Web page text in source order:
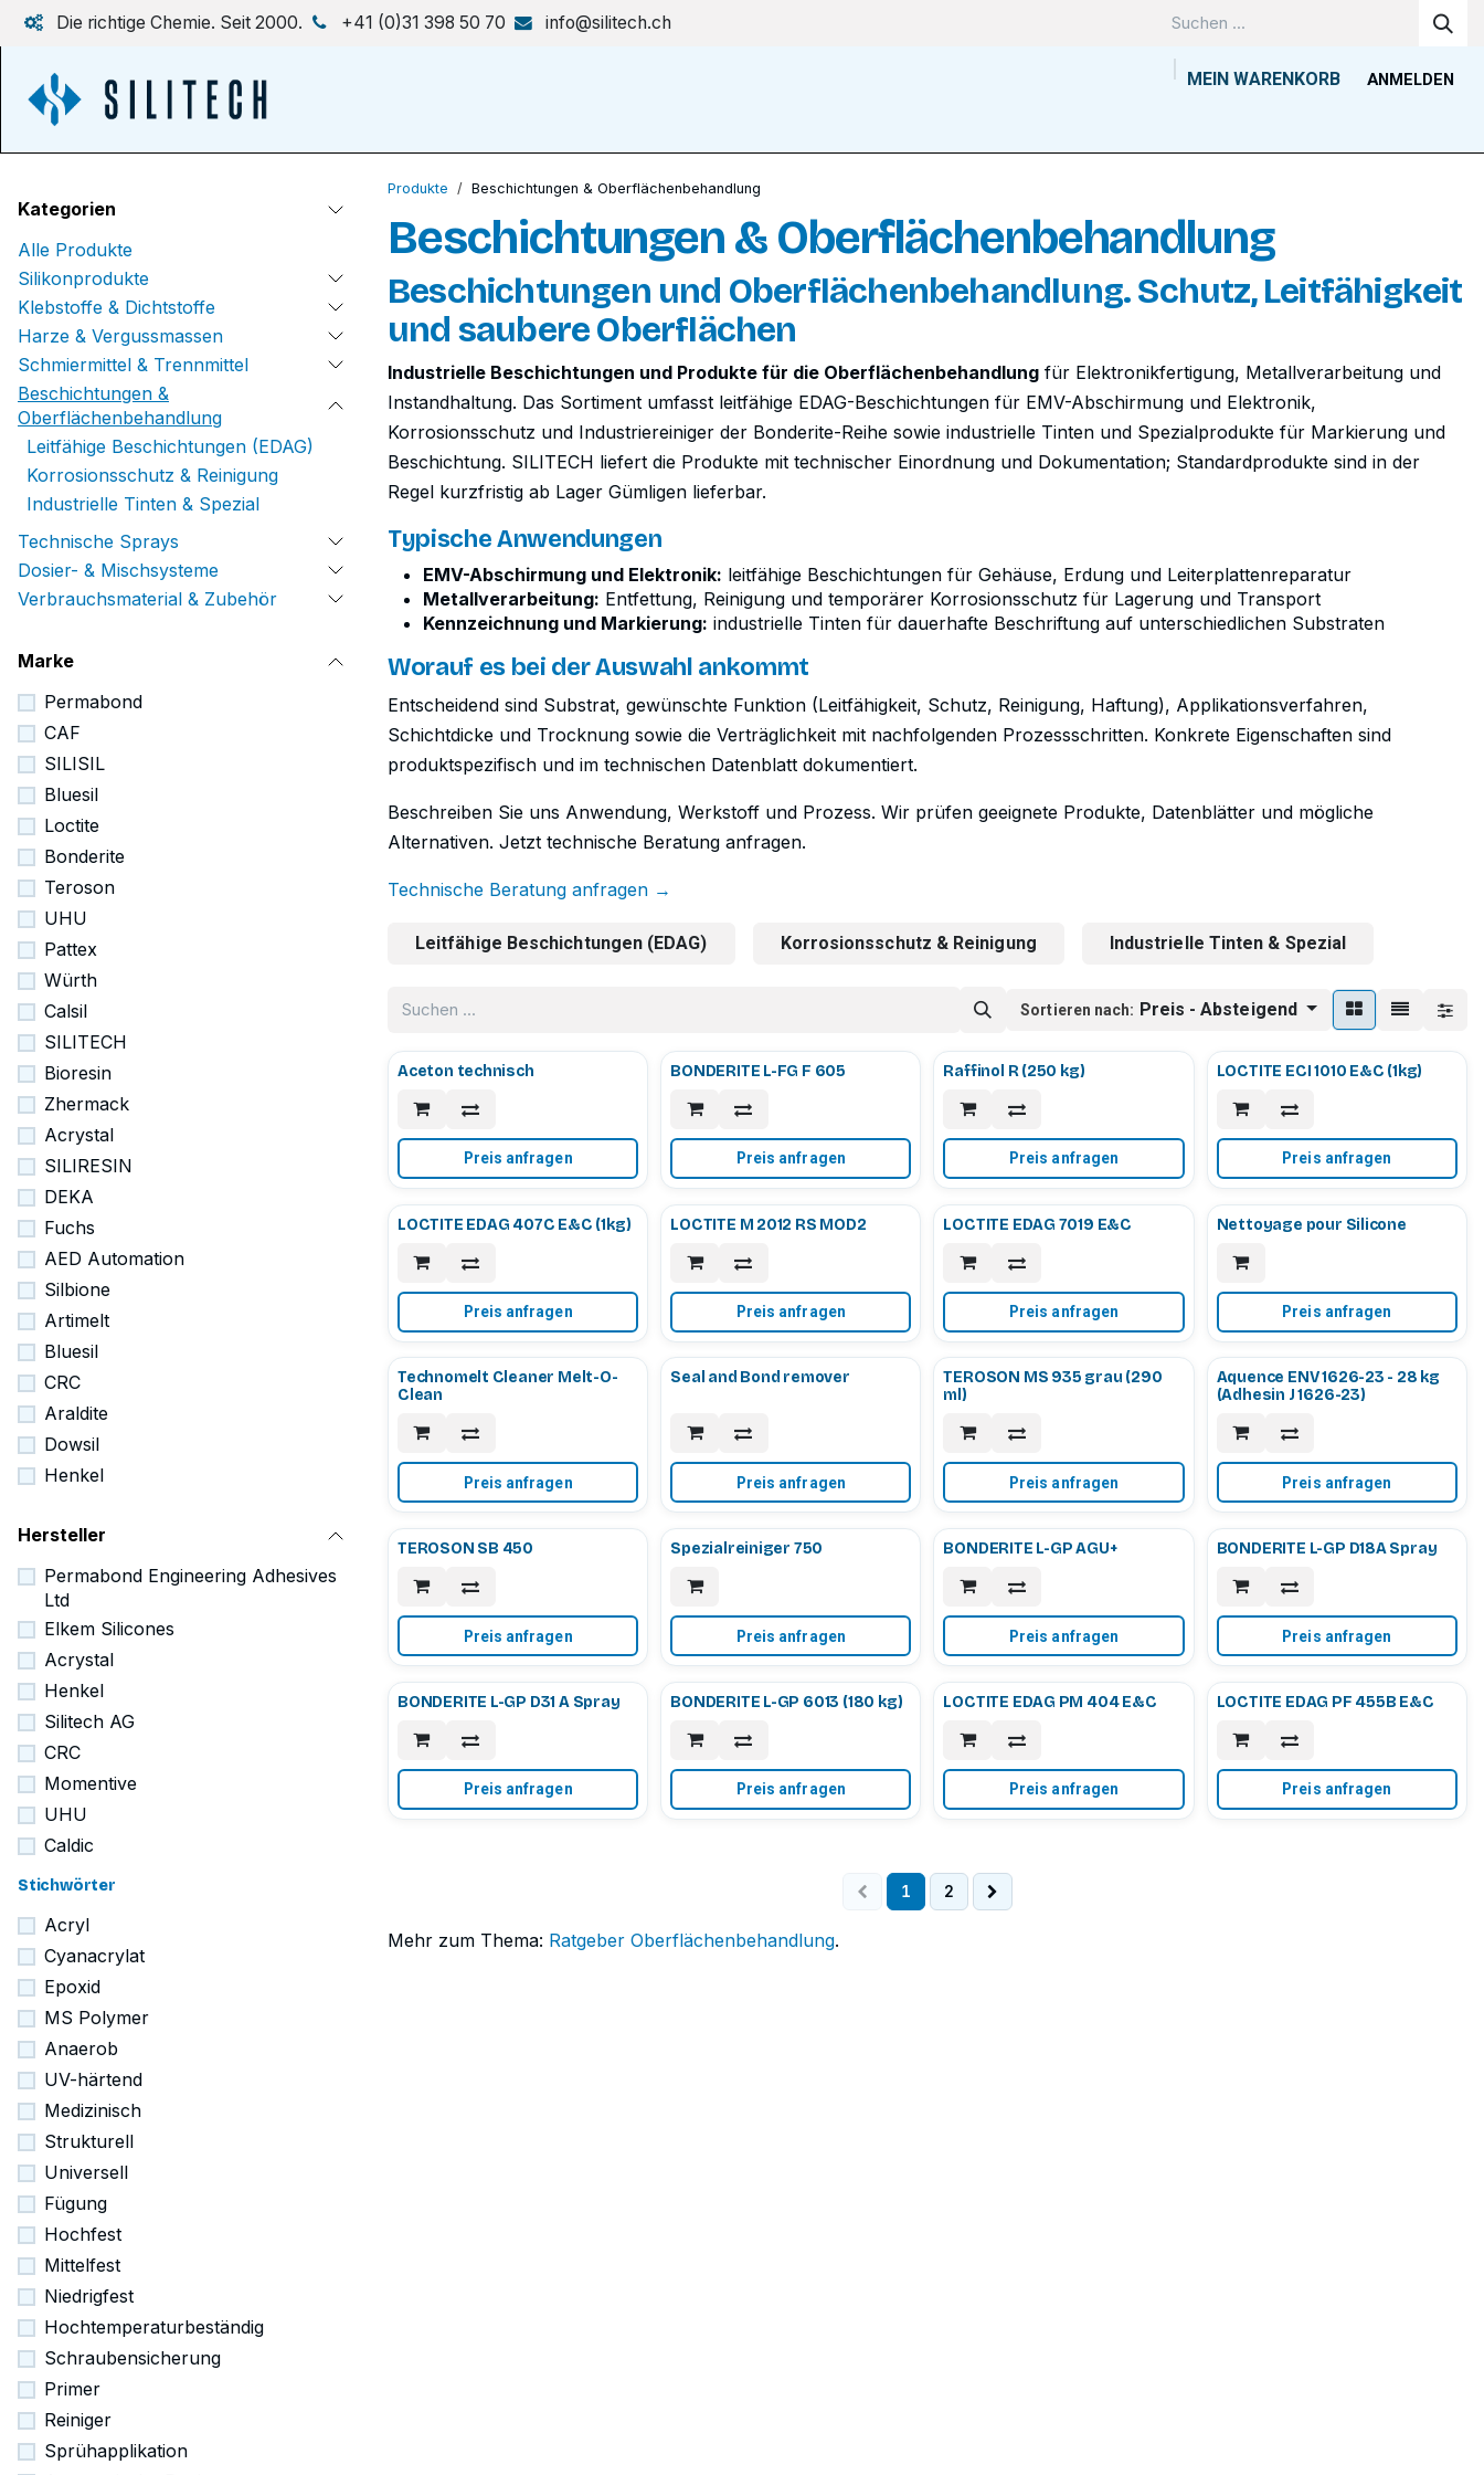
Zum Inhalt springen
Die richtige Chemie. Seit 2000. +41 (0)31 398 50 70 info@silitech.ch
MEIN WARENKORB ANMELDEN
Kategorien
Alle Produkte
Silikonprodukte
Klebstoffe & Dichtstoffe
Harze & Vergussmassen
Schmiermittel & Trennmittel
Beschichtungen &
Oberflächenbehandlung
Leitfähige Beschichtungen (EDAG)
Korrosionsschutz & Reinigung
Industrielle Tinten & Spezial
Technische Sprays
Dosier- & Mischsysteme
Verbrauchsmaterial & Zubehör
Marke
Permabond
CAF
SILISIL
Bluesil
Loctite
Bonderite
Teroson
UHU
Pattex
Würth
Calsil
SILITECH
Bioresin
Zhermack
Acrystal
SILIRESIN
DEKA
Fuchs
AED Automation
Silbione
Artimelt
Bluesil
CRC
Araldite
Dowsil
Henkel
Hersteller
Permabond Engineering Adhesives
Ltd
Elkem Silicones
Acrystal
Henkel
Silitech AG
CRC
Momentive
UHU
Caldic
Stichwörter
Acryl
Cyanacrylat
Epoxid
MS Polymer
Anaerob
UV-härtend
Medizinisch
Strukturell
Universell
Fügung
Hochfest
Mittelfest
Niedrigfest
Hochtemperaturbeständig
Schraubensicherung
Primer
Reiniger
Sprühapplikation
Produkte Beschichtungen & Oberflächenbehandlung
Beschichtungen & Oberflächenbehandlung
Beschichtungen und Oberflächenbehandlung. Schutz, Leitfähigkeit
und saubere Oberflächen
Industrielle Beschichtungen und Produkte für die Oberflächenbehandlung für Elektronikfertigung, Metallverarbeitung und
Instandhaltung. Das Sortiment umfasst leitfähige EDAG-Beschichtungen für EMV-Abschirmung und Elektronik,
Korrosionsschutz und Industriereiniger der Bonderite-Reihe sowie industrielle Tinten und Spezialprodukte für Markierung und
Beschichtung. SILITECH liefert die Produkte mit technischer Einordnung und Dokumentation; Standardprodukte sind in der
Regel kurzfristig ab Lager Gümligen lieferbar.
Typische Anwendungen
EMV-Abschirmung und Elektronik: leitfähige Beschichtungen für Gehäuse, Erdung und Leiterplattenreparatur
Metallverarbeitung: Entfettung, Reinigung und temporärer Korrosionsschutz für Lagerung und Transport
Kennzeichnung und Markierung: industrielle Tinten für dauerhafte Beschriftung auf unterschiedlichen Substraten
Worauf es bei der Auswahl ankommt
Entscheidend sind Substrat, gewünschte Funktion (Leitfähigkeit, Schutz, Reinigung, Haftung), Applikationsverfahren,
Schichtdicke und Trocknung sowie die Verträglichkeit mit nachfolgenden Prozessschritten. Konkrete Eigenschaften sind
produktspezifisch und im technischen Datenblatt dokumentiert.
Beschreiben Sie uns Anwendung, Werkstoff und Prozess. Wir prüfen geeignete Produkte, Datenblätter und mögliche
Alternativen. Jetzt technische Beratung anfragen.
Technische Beratung anfragen →
Leitfähige Beschichtungen (EDAG) Korrosionsschutz & Reinigung Industrielle Tinten & Spezial
Sortieren nach: Preis - Absteigend
Aceton technisch
Preis anfragen
BONDERITE L-FG F 605
Preis anfragen
Raffinol R (250 kg)
Preis anfragen
LOCTITE ECI 1010 E&C (1kg)
Preis anfragen
LOCTITE EDAG 407C E&C (1kg)
Preis anfragen
LOCTITE M 2012 RS MOD2
Preis anfragen
LOCTITE EDAG 7019 E&C
Preis anfragen
Nettoyage pour Silicone
Preis anfragen
Technomelt Cleaner Melt-O-
Clean
Preis anfragen
Seal and Bond remover
Preis anfragen
TEROSON MS 935 grau (290
ml)
Preis anfragen
Aquence ENV 1626-23 - 28 kg
(Adhesin J 1626-23)
Preis anfragen
TEROSON SB 450
Preis anfragen
Spezialreiniger 750
Preis anfragen
BONDERITE L-GP AGU+
Preis anfragen
BONDERITE L-GP D18A Spray
Preis anfragen
BONDERITE L-GP D31 A Spray
Preis anfragen
BONDERITE L-GP 6013 (180 kg)
Preis anfragen
LOCTITE EDAG PM 404 E&C
Preis anfragen
LOCTITE EDAG PF 455B E&C
Preis anfragen
1 2
Mehr zum Thema: Ratgeber Oberflächenbehandlung.